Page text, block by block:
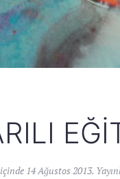
içinde 14 Ağustos 2013.